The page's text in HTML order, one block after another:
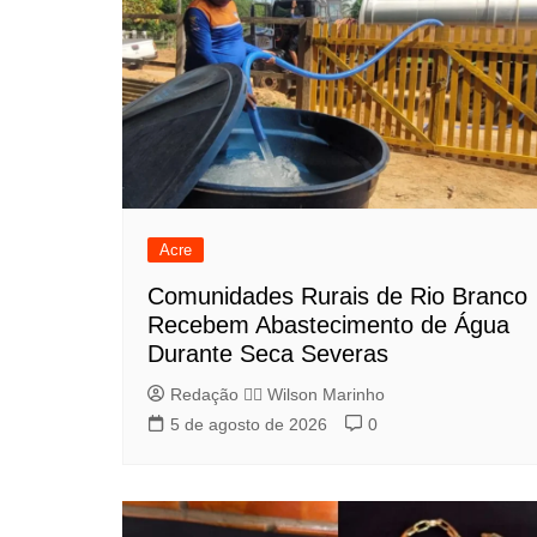
Acre
Comunidades Rurais de Rio Branco
Recebem Abastecimento de Água
Durante Seca Severas
Redação 👨‍⚖️​ Wilson Marinho
5 de agosto de 2026
0